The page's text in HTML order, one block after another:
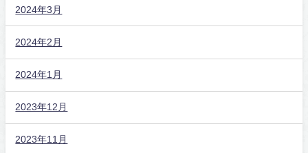
2024年3月
2024年2月
2024年1月
2023年12月
2023年11月